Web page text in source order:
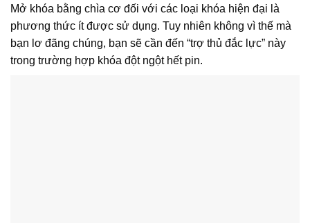
Mở khóa bằng chìa cơ đối với các loại khóa hiện đại là
phương thức ít được sử dụng. Tuy nhiên không vì thế mà
bạn lơ đãng chúng, bạn sẽ cần đến “trợ thủ đắc lực” này
trong trường hợp khóa đột ngột hết pin.